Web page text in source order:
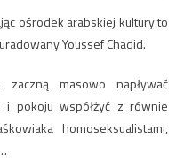
ośrodek arabskiej kultury to
Youssef Chadid.
masowo napływać
i pokoju współżyć z równie
homoseksualistami,